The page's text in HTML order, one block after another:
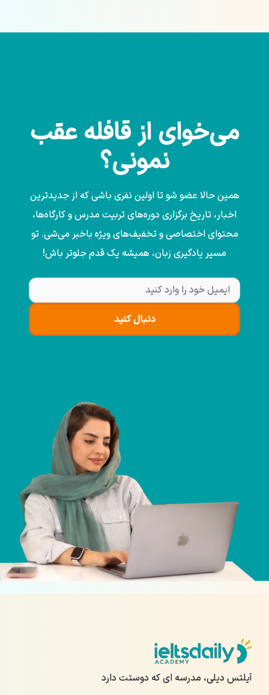
می‌خوای از قافله عقب
نمونی؟
همین حالا عضو شو تا اولین نفری باشی که از جدیدترین
اخبار، تاریخ برگزاری دوره‌های تربیت مدرس و کارگاه‌ها،
محتوای اختصاصی و تخفیف‌های ویژه باخبر می‌شی. تو
مسیر یادگیری زبان، همیشه یک قدم جلوتر باش!
دنبال کنید
آیلتس دیلی، مدرسه ای که دوستت دارد